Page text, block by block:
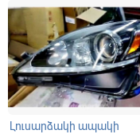
Լուսարձակի ապակի